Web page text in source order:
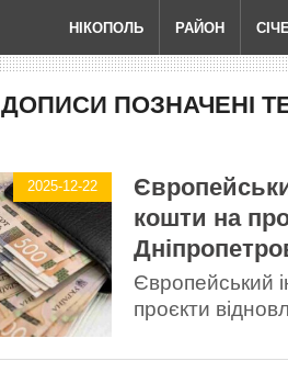
НІКОПОЛЬ РАЙОН
ДОПИСИ ПОЗНАЧЕНІ
2025-12-22
кошти на
Європейський
проєкти